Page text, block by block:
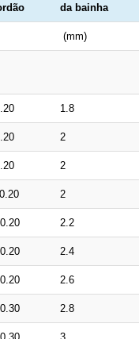
da bainha
(mm)
1.8
2
2
2
2.2
2.4
2.6
2.8